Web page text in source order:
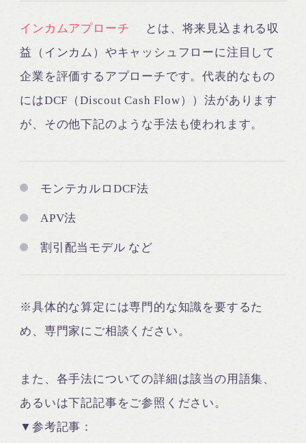
インカムアプローチ
とは、将来見込まれる収
益（インカム）やキャッシュフローに注目して
企業を評価するアプローチです。代表的なもの
にはDCF（Discout Cash Flow））法があります
が、その他下記のような手法も使われます。
モンテカルロDCF法
APV法
割引配当モデル など
※具体的な算定には専門的な知識を要するた
め、専門家にご相談ください。
また、各手法についての詳細は該当の用語集、
あるいは下記記事をご参照ください。
▼参考記事：